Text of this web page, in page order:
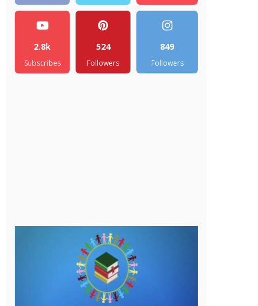
2.8k
Subscribes
524
Followers
849
Followers